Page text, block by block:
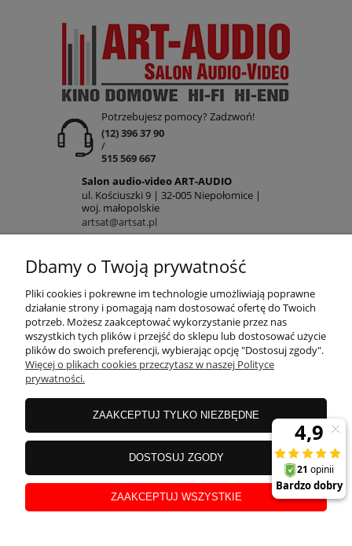
Potrzebujesz pomocy? Zadzwoń!
(12) 396 37 90
/
515 569 667
Salon audio-video ART-AUDIO
ul. Kościuszki 9 | 32-005 Niepołomice |
woj. małopolskie
artsat@artsat.pl
NIP: 6782225502 | REGON: 120645712
POMOC
MOJE KONTO
PŁATNOŚCI
INFORMACJE
O NAS
Dbamy o Twoją prywatność
Pliki cookies i pokrewne im technologie umożliwiają poprawne
działanie strony i pomagają nam dostosować ofertę do Twoich
potrzeb. Możesz zaakceptować wykorzystanie przez nas
wszystkich tych plików i przejść do sklepu lub dostosować użycie
plików do swoich preferencji, wybierając opcję "Dostosuj zgody".
Więcej o plikach cookies przeczytasz w naszej Polityce
prywatności.
ZAAKCEPTUJ TYLKO NIEZBĘDNE
DOSTOSUJ ZGODY
ZAAKCEPTUJ WSZYSTKIE